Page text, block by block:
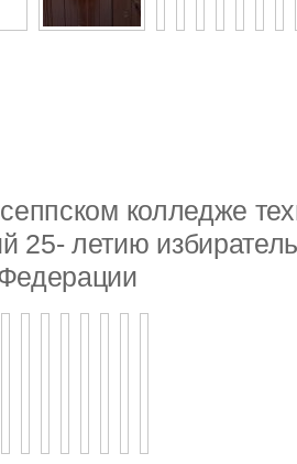
колледже
25- летию